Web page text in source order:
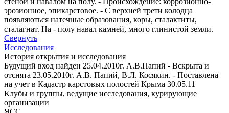
эрозионное, эпикарстовое. - С верхней трети колодца
появляються натечные образования, коры, сталактиты,
сталагнат. На - полу навал камней, много глинистой земли.
Свернуть
Исследования
История открытия и исследования
Будущий вход найден 25.04.2010г. А.В.Папий - Вскрыта и
отснята 23.05.2010г. А.В. Папий, В.Л. Косякин. - Поставлена
на учет в Кадастр карстовых полостей Крыма 30.05.11
Клубы и группы, ведущие исследования, курирующие
организации